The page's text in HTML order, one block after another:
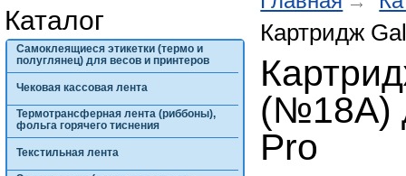
Каталог
Самоклеящиеся этикетки (термо и
полуглянец) для весов и принтеров
Чековая кассовая лента
Термотрансферная лента (риббоны),
фольга горячего тиснения
Текстильная лента
Картридж
(№18A)
Pro